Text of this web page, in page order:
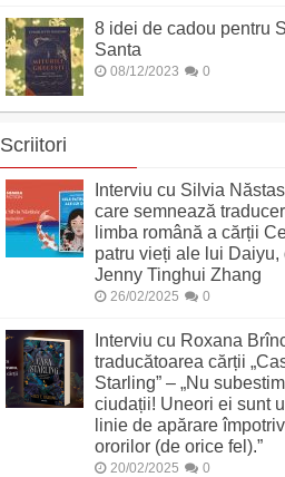
8 idei de cadou pentru
Santa
08/12/2023 0
Scriitori
Interviu cu Silvia
care semnează
limba română a cărții
patru vieți ale lui Daiyu,
Jenny Tinghui Zhang
26/02/2025 0
Interviu cu Roxana
traducătoarea cărții
Starling” – „Nu
ciudații! Uneori ei sunt
linie de apărare
ororilor (de orice fel).”
20/02/2025 0